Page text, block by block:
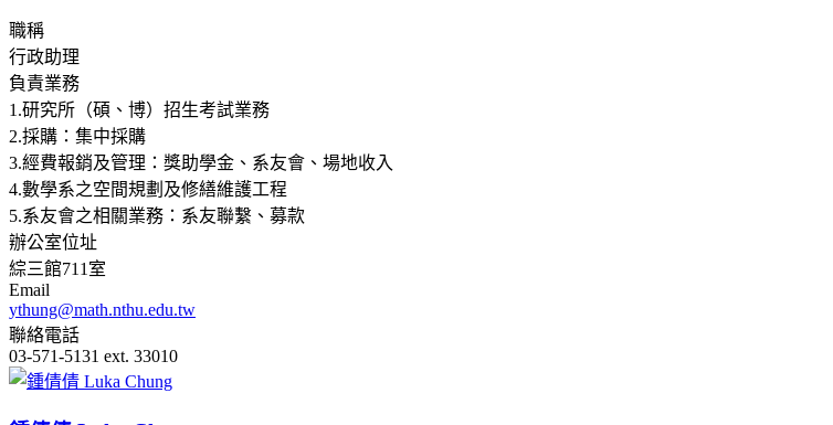
職稱
行政助理
負責業務
1.研究所（碩、博）招生考試業務
2.採購：集中採購
3.經費報銷及管理：獎助學金、系友會、場地收入
4.數學系之空間規劃及修繕維護工程
5.系友會之相關業務：系友聯繫、募款
辦公室位址
綜三館711室
Email
ythung@math.nthu.edu.tw
聯絡電話
03-571-5131 ext. 33010